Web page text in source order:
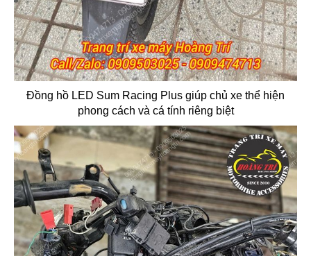
Đồng hồ LED Sum Racing Plus giúp chủ xe thể hiện
phong cách và cá tính riêng biệt